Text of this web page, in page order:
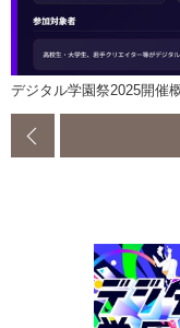
デジタル学園祭2025開催